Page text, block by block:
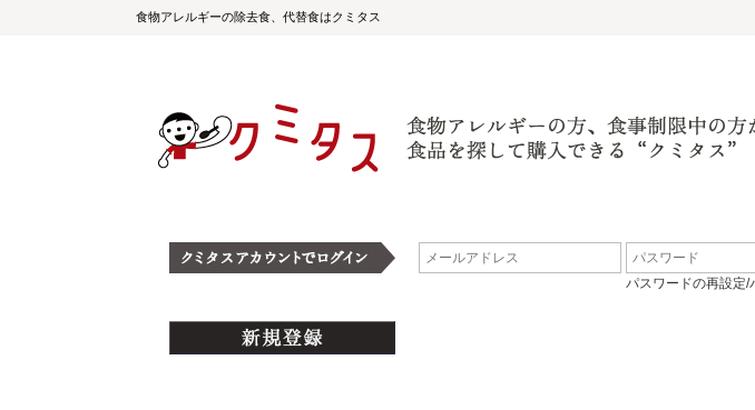
食物アレルギーの除去食、代替食はクミタス
パスワードの再設定/